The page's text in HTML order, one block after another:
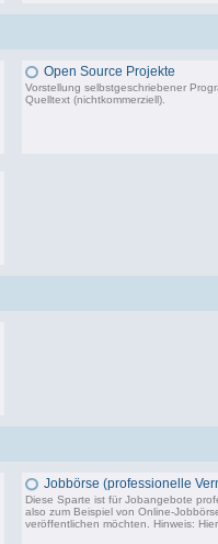
Open Source Projekte
Vorstellung selbstgeschriebener
Quelltext (nichtkommerziell).
Jobbörse (professionelle
Diese Sparte ist für Jobangebote
also zum Beispiel von Online-
veröffentlichen möchten. Hinweis: